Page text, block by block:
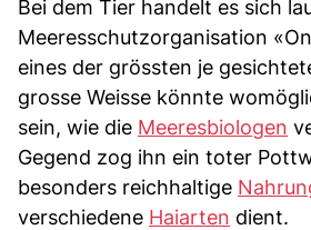
Bei dem Tier handelt es sich
Meeresschutzorganisation
eines der grössten je
grosse Weisse könnte
sein, wie die Meeresbiologen
Gegend zog ihn ein toter
besonders reichhaltige
verschiedene Haiarten dient.